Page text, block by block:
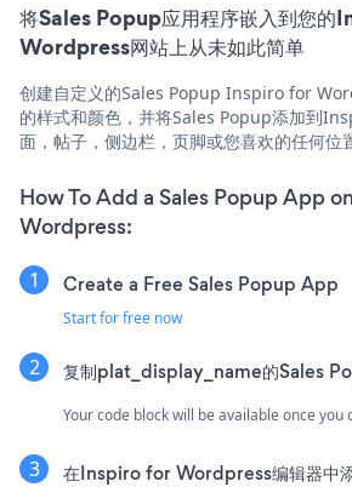
将Sales Popup应用程序嵌入到您
Wordpress网站上从未如此简单
创建自定义的Sales Popup Inspiro for
的样式和颜色，并将Sales Popup添加到
面，帖子，侧边栏，页脚或您喜欢的任何位
How To Add a Sales Popup App
Wordpress:
Create a Free Sales Popup App
Start for free now
复制plat_display_name的Sales
Your code block will be available once you
在Inspiro for Wordpress编辑器中